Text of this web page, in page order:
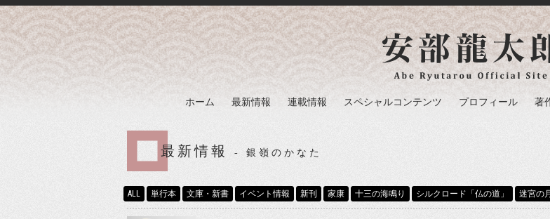
ホーム 最新情報 連載情報 スペシャルコンテンツ プロフィール 著
最新情報 - 銀嶺のかなた
ALL 単行本 文庫・新書 イベント情報 新刊 家康 十三の海鳴り シルクロード「仏の道」 迷宮の月